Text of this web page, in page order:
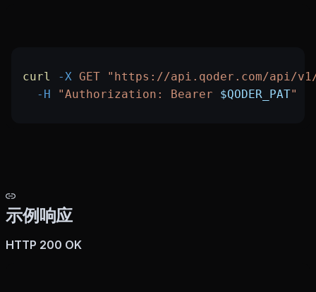
curl -X GET "https://api.qoder.com/api/v1/
  -H
"Authorization: Bearer $QODER_PAT"
示例响应
HTTP 200 OK